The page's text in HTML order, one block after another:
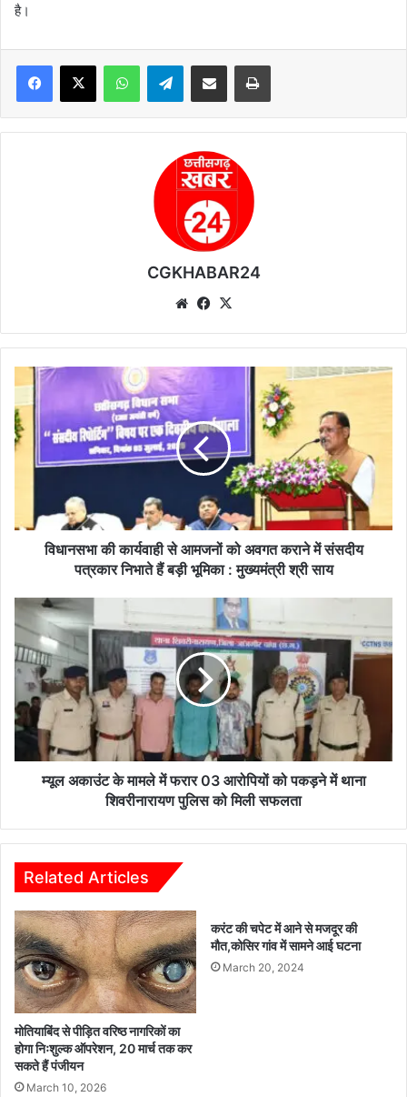
है।
Telegram
CGKHABAR24
We
te
Fa
bo
ok
न
स
भा
वा
म
ज
नों
को
व
ग
सं
य
प
त्र
का
र
नि
भा
ते
हैं
ब
ड़ी
विधानसभा की कार्यवाही से आमजनों को अवगत कराने में संसदीय
पत्रकार निभाते हैं बड़ी भूमिका : मुख्यमंत्री श्री साय
म्यू
ल
अ
का
ट
के
म
3
आ
रो
पि
यों
को
प
क
ड़
ने
में
म्यूल अकाउंट के मामले में फरार 03 आरोपियों को पकड़ने में थाना
शिवरीनारायण पुलिस को मिली सफलता
Related Articles
मोतियाबिंद से पीड़ित वरिष्ठ नागरिकों का
होगा निःशुल्क ऑपरेशन, 20 मार्च तक कर
सकते हैं पंजीयन
March 10, 2026
करंट की चपेट में आने से मजदूर की
मौत,कोसिर गांव में सामने आई घटना
March 20, 2024